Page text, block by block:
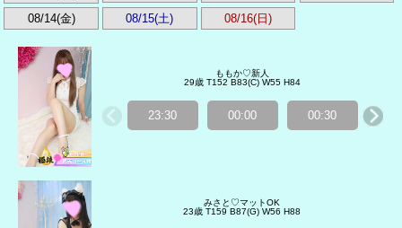
08/14(金) 08/15(土) 08/16(日)
ももか♡新人
29歳 T152 B83(C) W55 H84
23:30 00:00 00:30
みさと♡マットOK
23歳 T159 B87(G) W56 H88